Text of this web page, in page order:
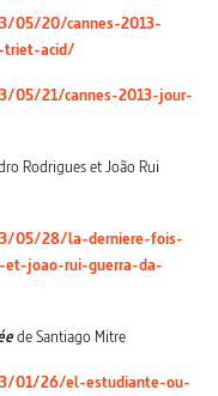
05/20/cannes-2013-
triet-acid/
05/21/cannes-2013-jour-
Rodrigues et João Rui
05/28/la-derniere-fois-
et-joao-rui-guerra-da-
de Santiago Mitre
01/26/el-estudiante-ou-